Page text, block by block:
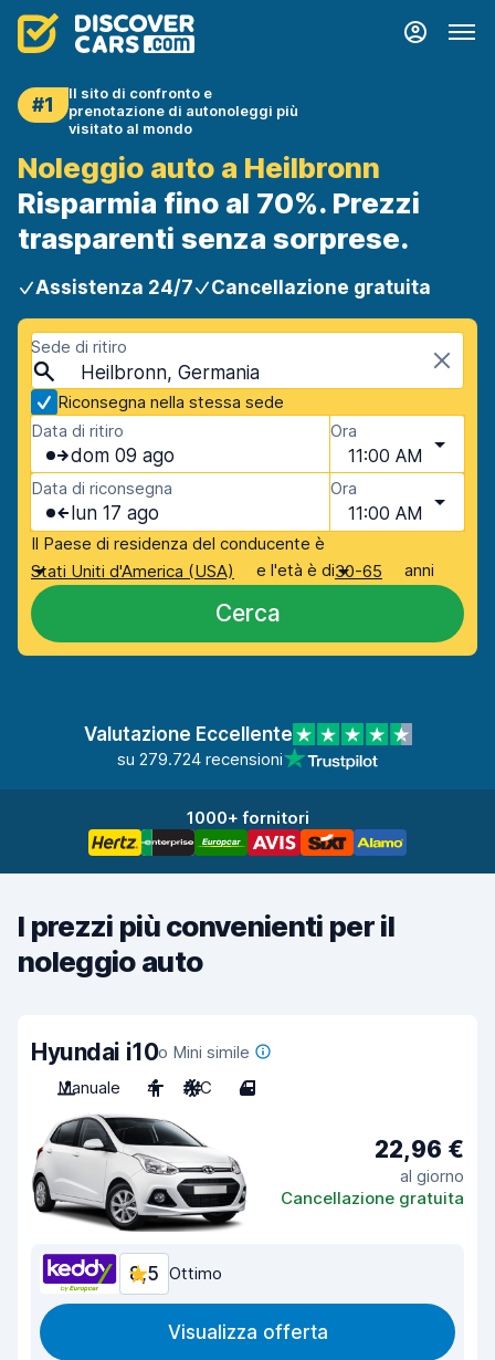
#1
Il sito di confronto e
prenotazione di autonoleggi più
visitato al mondo
Noleggio auto a Heilbronn
Risparmia fino al 70%. Prezzi
trasparenti senza sorprese.
Assistenza 24/7 Cancellazione gratuita
Sede di ritiro
Heilbronn, Germania
Riconsegna nella stessa sede
Data di ritiro
dom 09 ago
Ora
11:00 AM
Data di riconsegna
lun 17 ago
Ora
11:00 AM
Il Paese di residenza del conducente è
Stati Uniti d'America (USA)
e l'età è di30-65 anni
Cerca
Valutazione Eccellente
su 279.724 recensioni
1000+ fornitori
I prezzi più convenienti per il
noleggio auto
Hyundai i10o Mini simile
Manuale
4 A/C 4
22,96 €
al giorno
Cancellazione gratuita
8,5 Ottimo
Visualizza offerta